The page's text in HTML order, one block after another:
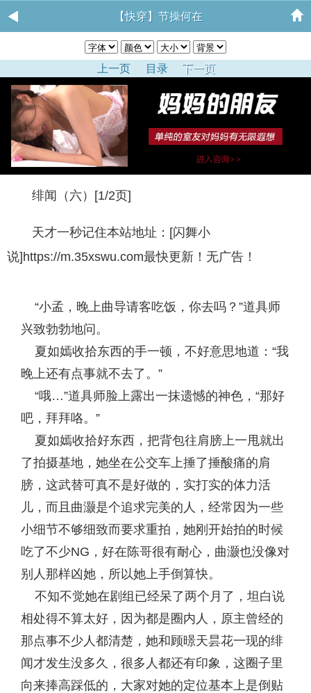
【快穿】节操何在
上一页 目录 下一页
绯闻（六）[1/2页]
天才一秒记住本站地址：[闪舞小
说]https://m.35xswu.com最快更新！无广告！
“小孟，晚上曲导请客吃饭，你去吗？”道具师
兴致勃勃地问。
夏如嫣收拾东西的手一顿，不好意思地道：“我
晚上还有点事就不去了。”
“哦…”道具师脸上露出一抹遗憾的神色，“那好
吧，拜拜咯。”
夏如嫣收拾好东西，把背包往肩膀上一甩就出
了拍摄基地，她坐在公交车上捶了捶酸痛的肩
膀，这武替可真不是好做的，实打实的体力活
儿，而且曲灏是个追求完美的人，经常因为一些
小细节不够细致而要求重拍，她刚开始拍的时候
吃了不少NG，好在陈哥很有耐心，曲灏也没像对
别人那样凶她，所以她上手倒算快。
不知不觉她在剧组已经呆了两个月了，坦白说
相处得不算太好，因为都是圈内人，原主曾经的
那点事不少人都清楚，她和顾暻天昙花一现的绯
闻才发生没多久，很多人都还有印象，这圈子里
向来捧高踩低的，大家对她的定位基本上是倒贴